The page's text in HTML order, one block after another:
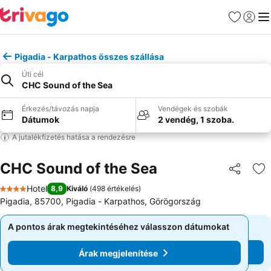
Kedvencek
Pigadia - Karpathos összes szállása
Úti cél
CHC Sound of the Sea
Érkezés/távozás napja
Dátumok
Vendégek és szobák
2 vendég, 1 szoba.
A jutalékfizetés hatása a rendezésre
CHC Sound of the Sea
4 Kategória
Hotel 8,9 Kiváló (498 értékelés)
Pigadia, 85700, Pigadia - Karpathos, Görögország
A pontos árak megtekintéséhez válasszon dátumokat
Árak megjelenítése
A pontos árak megtekintéséhez válasszon dátumokat
Árak megjelenítése